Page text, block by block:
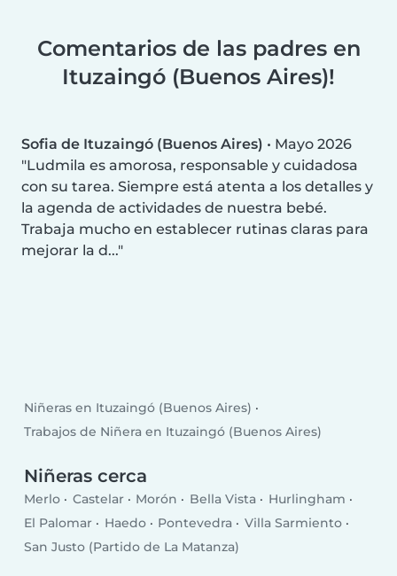
Comentarios de las padres en
Ituzaingó (Buenos Aires)!
Sofia de Ituzaingó (Buenos Aires) • Mayo 2026
Ludmila es amorosa, responsable y cuidadosa
con su tarea. Siempre está atenta a los detalles y
la agenda de actividades de nuestra bebé.
Trabaja mucho en establecer rutinas claras para
mejorar la d...
Niñeras en Ituzaingó (Buenos Aires)
Trabajos de Niñera en Ituzaingó (Buenos Aires)
Niñeras cerca
Merlo Castelar Morón Bella Vista
Hurlingham
El Palomar
Haedo Pontevedra
Villa Sarmiento
San Justo (Partido de La Matanza)